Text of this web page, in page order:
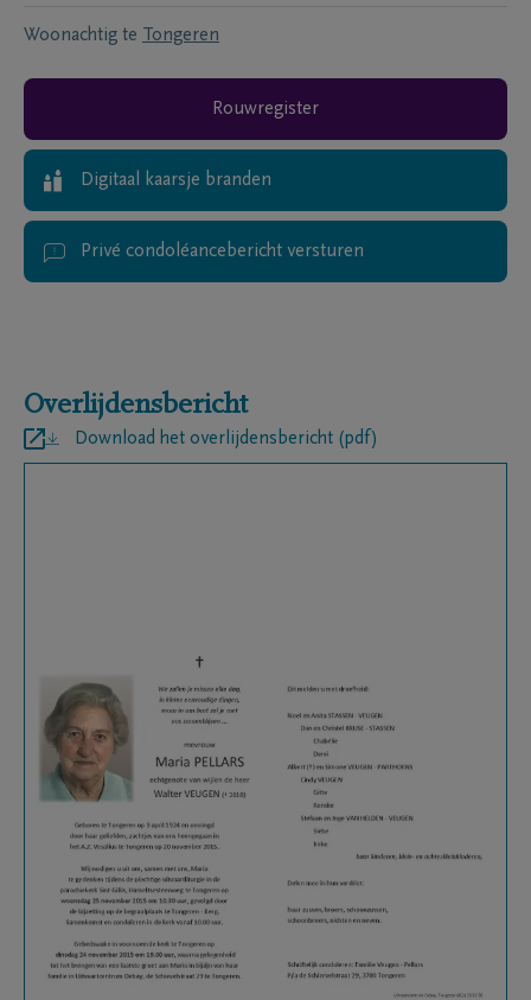
Woonachtig te Tongeren
Rouwregister
Digitaal kaarsje branden
Privé condoléancebericht versturen
Overlijdensbericht
Download het overlijdensbericht (pdf)